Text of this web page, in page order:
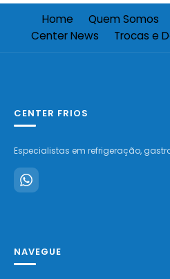
Home Quem Somos
Center News
Trocas e
CENTER FRIOS
Especialistas em refrigeração,
NAVEGUE